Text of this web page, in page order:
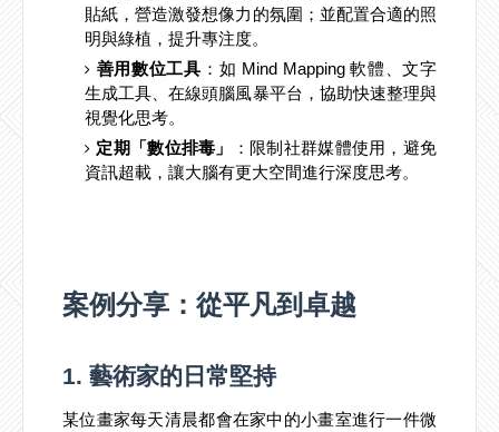
貼紙，營造激發想像力的氛圍；並配置合適的照
明與綠植，提升專注度。
善用數位工具 ：如 Mind Mapping 軟體、文字
生成工具、在線頭腦風暴平台，協助快速整理與
視覺化思考。
定期「數位排毒」
：限制社群媒體使用，避免
資訊超載，讓大腦有更大空間進行深度思考。
案例分享：從平凡到卓越
1. 藝術家的日常堅持
某位畫家每天清晨都會在家中的小畫室進行一件微